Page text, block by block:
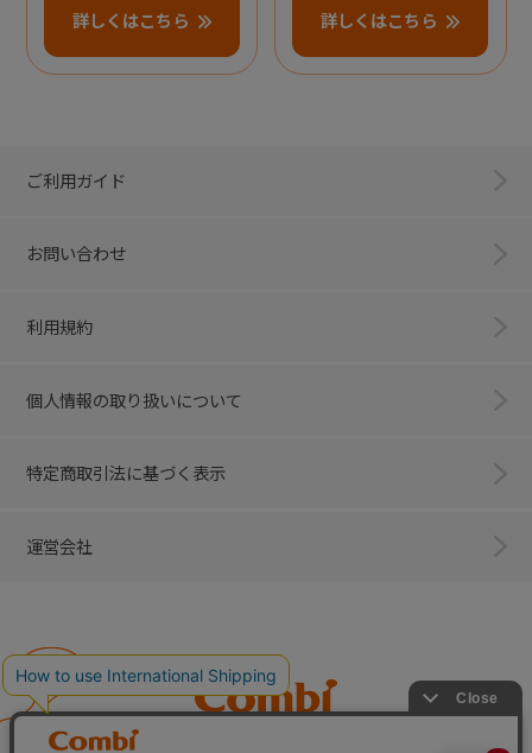
詳しくはこちら 詳しくはこちら
ご利用ガイド
お問い合わせ
利用規約
個人情報の取り扱いについて
特定商取引法に基づく表示
運営会社